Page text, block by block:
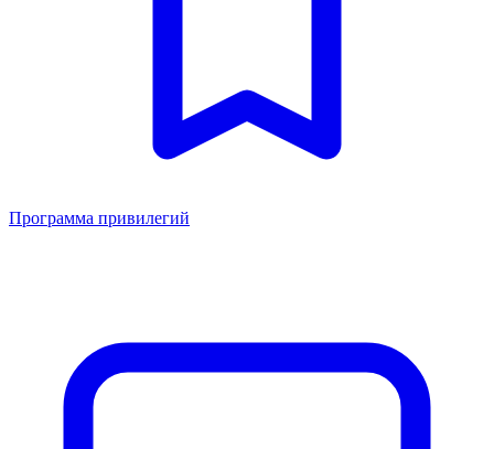
Программа привилегий